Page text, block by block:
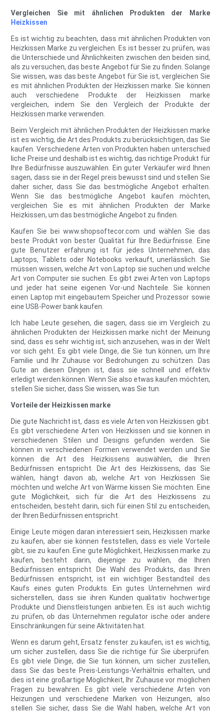
Vergleichen Sie mit ähnlichen Produkten der Marke
Heizkissen
Es ist wichtig zu beachten, dass mit ähnlichen Produkten von
Heizkissen Marke zu vergleichen. Es ist besser zu prüfen, was
die Unterschiede und Ähnlichkeiten zwischen den beiden sind,
als zu versuchen, das beste Angebot für Sie zu finden. Solange
Sie wissen, was das beste Angebot für Sie ist, vergleichen Sie
es mit ähnlichen Produkten der Heizkissen marke. Sie können
auch verschiedene Produkte der Heizkissen marke
vergleichen, indem Sie den Vergleich der Produkte der
Heizkissen marke verwenden.
Beim Vergleich mit ähnlichen Produkten der Heizkissen marke
ist es wichtig, die Art des Produkts zu berücksichtigen, das Sie
kaufen. Verschiedene Arten von Produkten haben unterschied
liche Preise und deshalb ist es wichtig, das richtige Produkt für
Ihre Bedürfnisse auszuwählen. Ein guter Verkäufer wird Ihnen
sagen, dass sie in der Regel preis bewusst sind und stellen Sie
daher sicher, dass Sie das bestmögliche Angebot erhalten.
Wenn Sie das bestmögliche Angebot kaufen möchten,
vergleichen Sie es mit ähnlichen Produkten der Marke
Heizkissen, um das bestmögliche Angebot zu finden.
Kaufen Sie bei www.shopsoftecor.com und wählen Sie das
beste Produkt von bester Qualität für Ihre Bedürfnisse. Eine
gute Benutzer erfahrung ist für jedes Unternehmen, das
Laptops, Tablets oder Notebooks verkauft, unerlässlich. Sie
müssen wissen, welche Art von Laptop sie suchen und welche
Art von Computer sie suchen. Es gibt zwei Arten von Laptops
und jeder hat seine eigenen Vor-und Nachteile. Sie können
einen Laptop mit eingebautem Speicher und Prozessor sowie
eine USB-Power bank kaufen.
Ich habe Leute gesehen, die sagen, dass sie im Vergleich zu
ähnlichen Produkten der Heizkissen marke nicht der Meinung
sind, dass es sehr wichtig ist, sich anzusehen, was in der Welt
vor sich geht. Es gibt viele Dinge, die Sie tun können, um Ihre
Familie und Ihr Zuhause vor Bedrohungen zu schützen. Das
Gute an diesen Dingen ist, dass sie schnell und effektiv
erledigt werden können. Wenn Sie also etwas kaufen möchten,
stellen Sie sicher, dass Sie wissen, was Sie tun.
Vorteile der Heizkissen marke
Die gute Nachricht ist, dass es viele Arten von Heizkissen gibt.
Es gibt verschiedene Arten von Heizkissen und sie können in
verschiedenen Stilen und Designs gefunden werden. Sie
können in verschiedenen Formen verwendet werden und Sie
können die Art des Heizkissens auswählen, die Ihren
Bedürfnissen entspricht. Die Art des Heizkissens, das Sie
wählen, hängt davon ab, welche Art von Heizkissen Sie
möchten und welche Art von Wärme kissen Sie möchten. Eine
gute Möglichkeit, sich für die Art des Heizkissens zu
entscheiden, besteht darin, sich für einen Stil zu entscheiden,
der Ihren Bedürfnissen entspricht.
Einige Leute mögen daran interessiert sein, Heizkissen marke
zu kaufen, aber sie können feststellen, dass es viele Vorteile
gibt, sie zu kaufen. Eine gute Möglichkeit, Heizkissen marke zu
kaufen, besteht darin, diejenige zu wählen, die Ihren
Bedürfnissen entspricht. Die Wahl des Produkts, das Ihren
Bedürfnissen entspricht, ist ein wichtiger Bestandteil des
Kaufs eines guten Produkts. Ein gutes Unternehmen wird
sicherstellen, dass sie ihren Kunden qualitativ hochwertige
Produkte und Dienstleistungen anbieten. Es ist auch wichtig
zu prüfen, ob das Unternehmen regulator ische oder andere
Einschränkungen für seine Aktivitäten hat.
Wenn es darum geht, Ersatz fenster zu kaufen, ist es wichtig,
um sicher zustellen, dass Sie die richtige für Sie überprüfen.
Es gibt viele Dinge, die Sie tun können, um sicher zustellen,
dass Sie das beste Preis-Leistungs-Verhältnis erhalten, und
dies ist eine großartige Möglichkeit, Ihr Zuhause vor möglichen
Fragen zu bewahren. Es gibt viele verschiedene Arten von
Heizungen und verschiedene Marken von Heizungen, also
stellen Sie sicher, dass Sie die Wahl haben, welche Art von